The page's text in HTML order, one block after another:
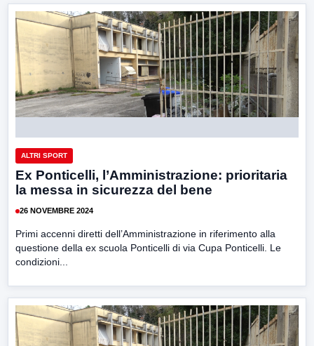
ALTRI SPORT
Ex Ponticelli, l’Amministrazione: prioritaria
la messa in sicurezza del bene
26 NOVEMBRE 2024
Primi accenni diretti dell’Amministrazione in riferimento alla
questione della ex scuola Ponticelli di via Cupa Ponticelli. Le
condizioni...